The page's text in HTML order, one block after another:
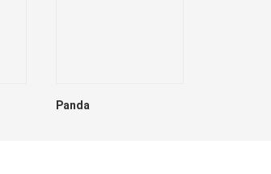
Panda